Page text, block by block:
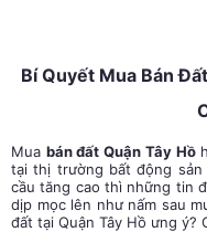
Bí Quyết Mua Bán
Mua bán đất Quận Tây Hồ
tại thị trường bất động
cầu tăng cao thì những tin
dịp mọc lên như nấm sau
đất tại Quận Tây Hồ ưng ý?